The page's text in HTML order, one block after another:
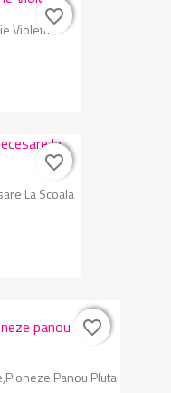
Violetta
favorite_border
favorite_border
La Scoala
favorite_border
favorite_border
Panou Pluta
favorite_border
favorite_border